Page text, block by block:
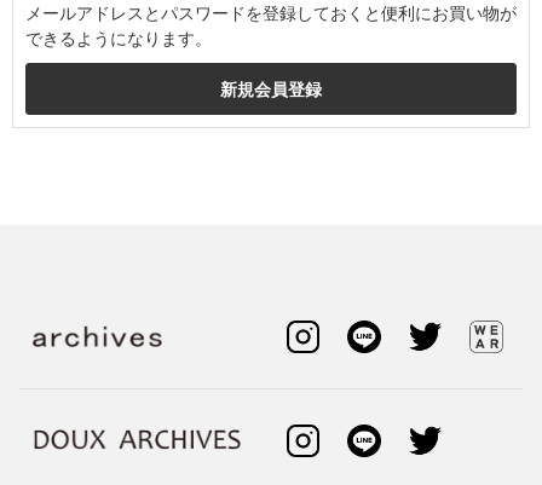
メールアドレスとパスワードを登録しておくと便利にお買い物が
できるようになります。